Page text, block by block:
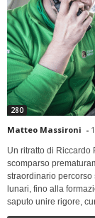
280
Matteo Massironi -
Un ritratto di
scomparso
straordinario percorso
lunari, fino alla
saputo unire rigore,